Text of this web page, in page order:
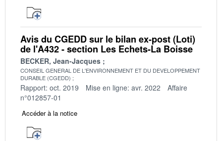
Avis du CGEDD sur le bilan ex-post (Loti)
de l'A432 - section Les Echets-La Boisse
BECKER, Jean-Jacques
CONSEIL GENERAL DE L'ENVIRONNEMENT ET DU DEVELOPPEMENT
DURABLE (CGEDD)
Rapport: oct. 2019 Mise en ligne: avr. 2022
Affaire
n°012857-01
Accéder à la notice